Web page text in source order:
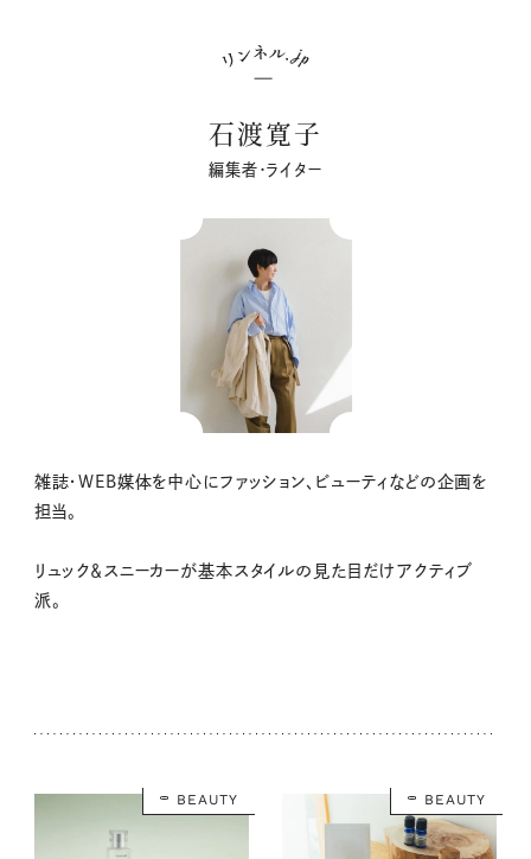
石渡寛子
編集者・ライター
雑誌・WEB媒体を中心にファッション、ビューティなどの企画を
担当。
リュック＆スニーカーが基本スタイルの見た目だけアクティブ
派。
BEAUTY BEAUTY